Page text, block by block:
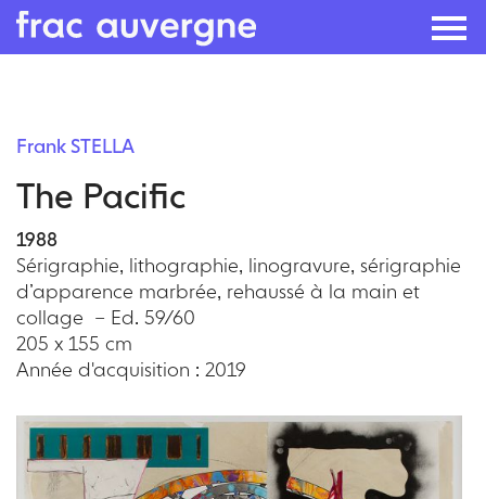
content
Frank STELLA
The Pacific
1988
Sérigraphie, lithographie, linogravure, sérigraphie
d’apparence marbrée, rehaussé à la main et
collage – Ed. 59/60
205 x 155 cm
Année d'acquisition : 2019